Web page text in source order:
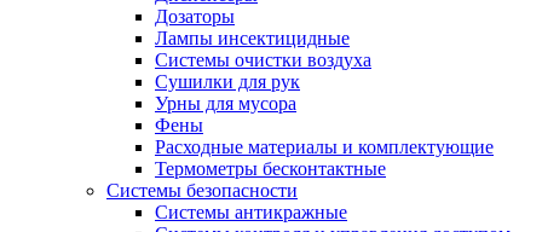
Дозаторы
Лампы инсектицидные
Системы очистки воздуха
Сушилки для рук
Урны для мусора
Фены
Расходные материалы и комплектующие
Термометры бесконтактные
Системы безопасности
Системы антикражные